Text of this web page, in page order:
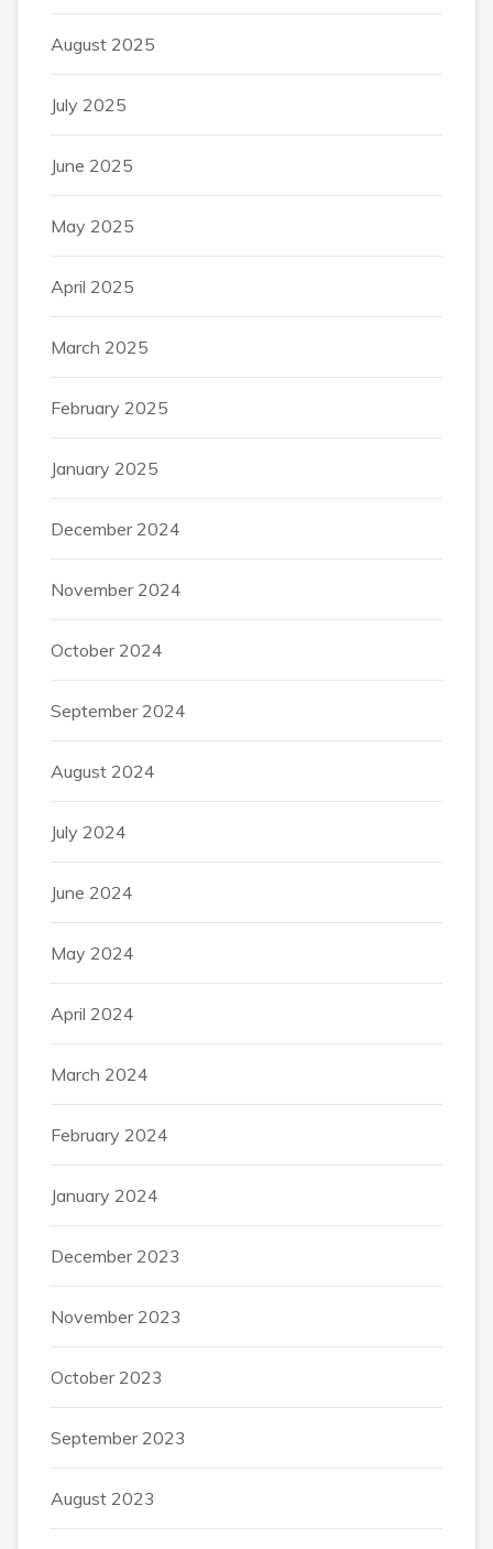
August 2025
July 2025
June 2025
May 2025
April 2025
March 2025
February 2025
January 2025
December 2024
November 2024
October 2024
September 2024
August 2024
July 2024
June 2024
May 2024
April 2024
March 2024
February 2024
January 2024
December 2023
November 2023
October 2023
September 2023
August 2023